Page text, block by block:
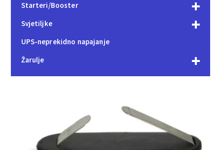
Starteri/Booster
Svjetiljke
UPS-neprekidno napajanje
Žarulje